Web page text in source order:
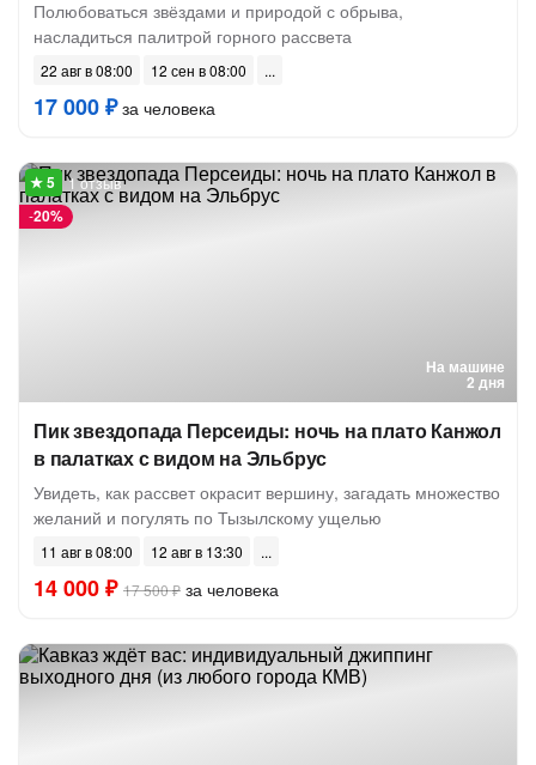
Полюбоваться звёздами и природой с обрыва,
насладиться палитрой горного рассвета
22 авг в 08:00 12 сен в 08:00
17 000 ₽за человека
На машине
2 дня
-20%
1 отзыв
Пик звездопада Персеиды: ночь на плато Канжол
в палатках с видом на Эльбрус
Увидеть, как рассвет окрасит вершину, загадать множество
желаний и погулять по Тызылскому ущелью
11 авг в 08:00 12 авг в 13:30
14 000 ₽ 17 500 ₽ за человека